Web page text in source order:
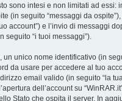
sono intesi e non limitati ad essi:
(in seguito “messaggi da
account”) e l’invio di messaggi
seguito “i tuoi messaggi”).
un unico nome identificativo (in
da usare per accedere al tuo
email valido (in seguito “la
dell’account su
Stato che ospita il server. In